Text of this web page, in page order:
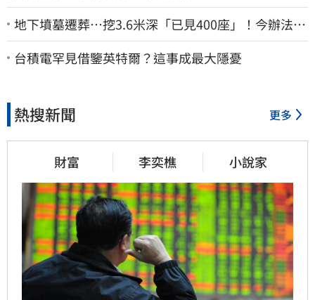
地下墳墓遷葬…挖3.6米深「已見400座」！今辦法會
安撫祖先
台積電罕見借鑒英特爾？這事成最大隱憂
熱搜新聞 更多
財富 李奕樵 小說家